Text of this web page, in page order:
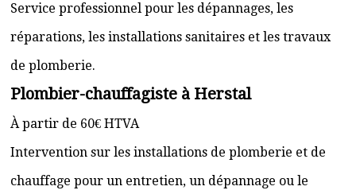
Service professionnel pour les dépannages, les
réparations, les installations sanitaires et les travaux
de plomberie.
Plombier-chauffagiste à Herstal
À partir de 60€ HTVA
Intervention sur les installations de plomberie et de
chauffage pour un entretien, un dépannage ou le